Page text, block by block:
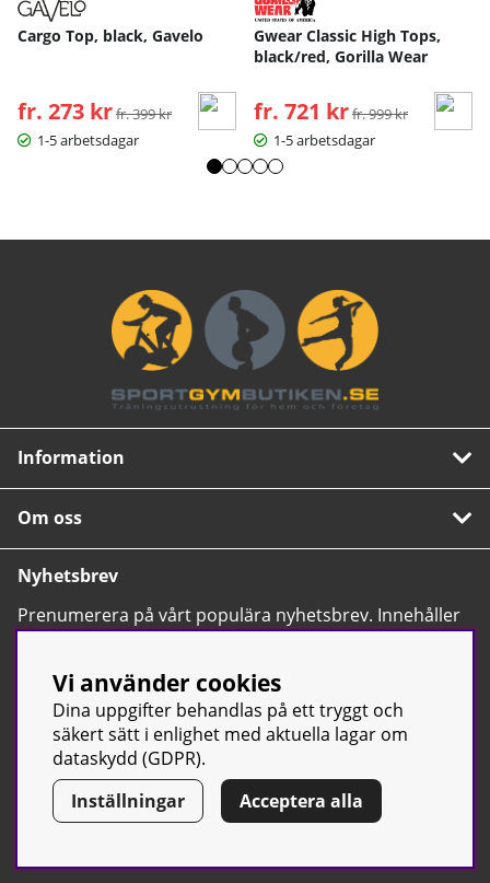
Cargo Top, black, Gavelo
fr. 273 kr Ordinarie pris:
fr. 399 kr
1-5 arbetsdagar
Gwear Classic High Tops,
black/red, Gorilla Wear
fr. 721 kr Ordinarie pris:
fr. 999 kr
1-5 arbetsdagar
Information
Om oss
Nyhetsbrev
Prenumerera på vårt populära nyhetsbrev. Innehåller
tips, nyheter och våra allra bästa erbjudanden.
© Sport & Gym Butiken JTC AB | Kontakta oss| All rights reserved
| Org.nr: 556668-7058 | Tel: 0500-42 87 00
Vi använder cookies
Dina uppgifter behandlas på ett tryggt och
säkert sätt i enlighet med aktuella lagar om
dataskydd (GDPR).
Inställningar
Acceptera alla